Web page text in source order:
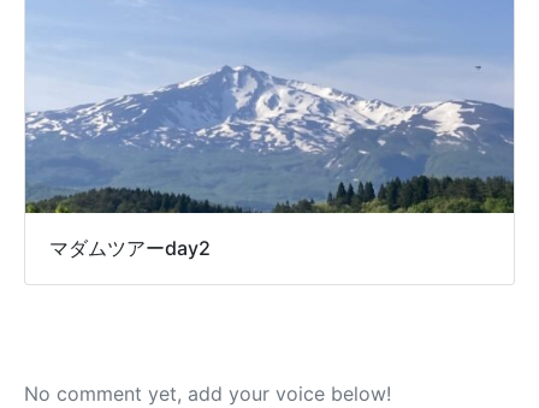
マダムツアーday2
No comment yet, add your voice below!